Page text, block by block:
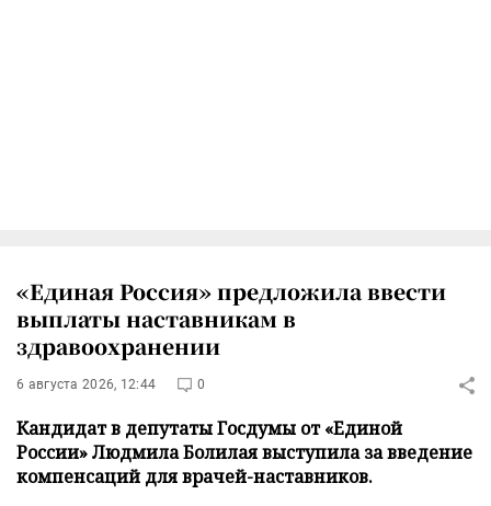
«Единая Россия» предложила ввести
выплаты наставникам в
здравоохранении
6 августа 2026, 12:44 0
Кандидат в депутаты Госдумы от «Единой
России» Людмила Болилая выступила за введение
компенсаций для врачей-наставников.